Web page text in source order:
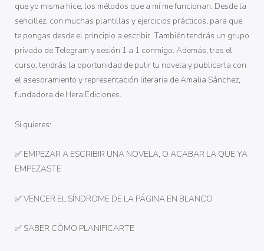
que yo misma hice, los métodos que a mí me funcionan. Desde la
sencillez, con muchas plantillas y ejercicios prácticos, para que
te pongas desde el principio a escribir. También tendrás un grupo
privado de Telegram y sesión 1 a 1 conmigo. Además, tras el
curso, tendrás la oportunidad de pulir tu novela y publicarla con
el asesoramiento y representación literaria de Amalia Sánchez,
fundadora de Hera Ediciones.
Si quieres:
✅ EMPEZAR A ESCRIBIR UNA NOVELA, O ACABAR LA QUE YA
EMPEZASTE
✅ VENCER EL SÍNDROME DE LA PÁGINA EN BLANCO
✅ SABER CÓMO PLANIFICARTE